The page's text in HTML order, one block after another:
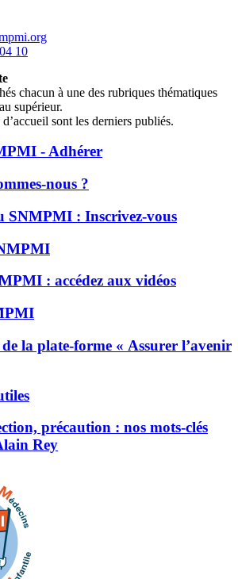
10
chacun à une des rubriques thématiques
supérieur.
sont les derniers publiés.
- Adhérer
nous ?
SNMPMI : Inscrivez-vous
: accédez aux vidéos
la plate-forme « Assurer l’avenir
précaution : nos mots-clés
Rey